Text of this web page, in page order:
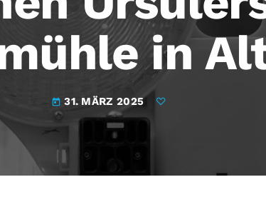
in
today 31. MÄRZ 2025